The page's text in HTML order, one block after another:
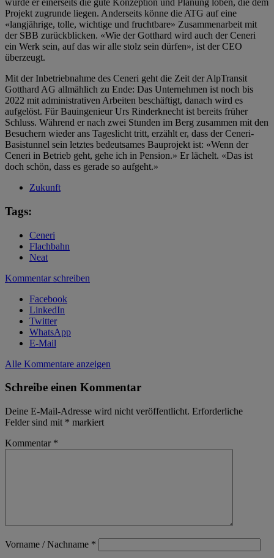
würde er einerseits die gute Konzeption und Planung loben, die dem
Projekt zugrunde liegen. Anderseits könne die ATG auf eine
«langjährige, tolle, wichtige und fruchtbare» Zusammenarbeit mit
der SBB zurückblicken. «Wie der Gotthard wird auch derCeneri
ein Werk sein, auf das wir alle stolz sein dürfen», ist der CEO
überzeugt.
Mit der Inbetriebnahme des Ceneri geht die Zeit derAlpTransit
Gotthard AG allmählich zu Ende: Das Unternehmen ist noch bis
2022 mit administrativen Arbeiten beschäftigt, danach wird es
aufgelöst. FürBauingenieur Urs Rinderknecht ist bereits früher
Schluss. Während er nach zwei Stunden im Berg zusammen mit den
Besuchern wieder ans Tageslicht tritt, erzählt er, dass derCeneri-
Basistunnel sein letztes bedeutsames Bauprojekt ist: «Wenn der
Ceneri in Betrieb geht, gehe ich in Pension.» Er lächelt. «Das ist
doch schön, dass es gerade so aufgeht.»
Zukunft
Tags:
Ceneri
Flachbahn
Neat
Kommentar schreiben
Facebook
LinkedIn
Twitter
WhatsApp
E-Mail
Alle Kommentare anzeigen
Schreibe einen Kommentar
Deine E-Mail-Adresse wird nicht veröffentlicht. Erforderliche
Felder sind mit * markiert
Kommentar *
Vorname / Nachname *